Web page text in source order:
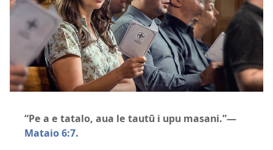
“Pe a e tatalo, aua le tautū i upu masani.”—
Mataio 6:7.